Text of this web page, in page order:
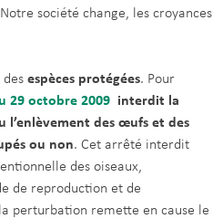
société change, les croyances
des espèces protégées. Pour
29 octobre 2009 interdit la
des œufs et des
ou non. Cet arrêté interdit
des oiseaux,
de reproduction et de
perturbation remette en cause le